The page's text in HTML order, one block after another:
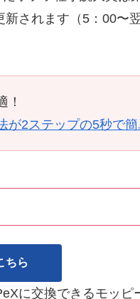
されます（5：00〜
！
2ステップの5秒で簡
ちら
に交換できるモッ